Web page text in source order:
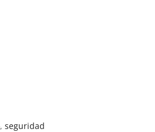
,seguridad